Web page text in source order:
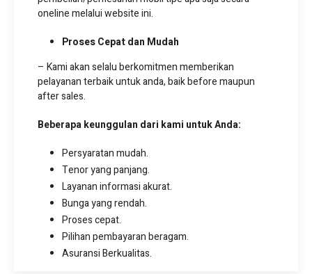
oneline melalui website ini.
Proses Cepat dan Mudah
– Kami akan selalu berkomitmen memberikan
pelayanan terbaik untuk anda, baik before maupun
after sales.
Beberapa keunggulan dari kami untuk Anda:
Persyaratan mudah.
Tenor yang panjang.
Layanan informasi akurat.
Bunga yang rendah.
Proses cepat.
Pilihan pembayaran beragam.
Asuransi Berkualitas.